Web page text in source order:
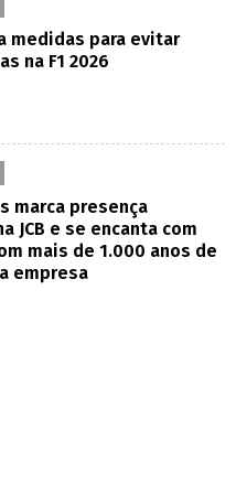
medidas para evitar
na F1 2026
marca presença
JCB e se encanta com
mais de 1.000 anos de
empresa